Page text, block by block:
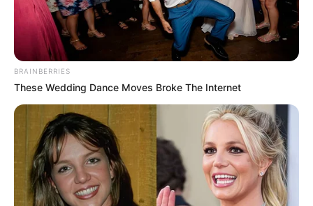
BRAINBERRIES
These Wedding Dance Moves Broke The Internet